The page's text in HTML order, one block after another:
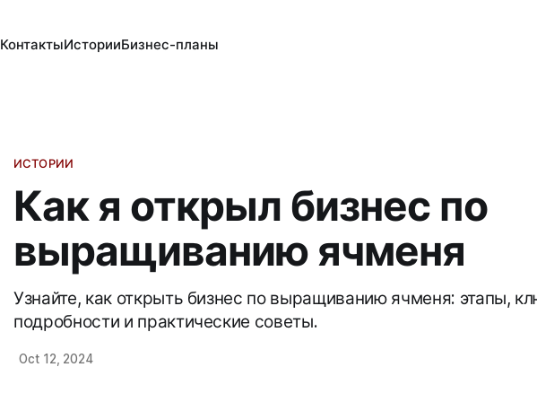
КонтактыИсторииБизнес-планы
ИСТОРИИ
Как я открыл бизнес по
выращиванию ячменя
Узнайте, как открыть бизнес по выращиванию ячменя: этапы,
подробности и практические советы.
Oct 12, 2024